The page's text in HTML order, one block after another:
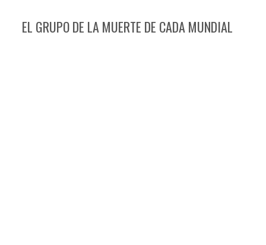
EL GRUPO DE LA MUERTE DE CADA MUNDIAL